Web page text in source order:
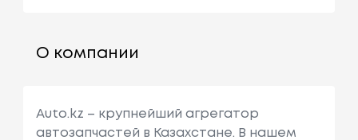
О компании
Auto.kz – крупнейший агрегатор
автозапчастей в Казахстане. В нашем